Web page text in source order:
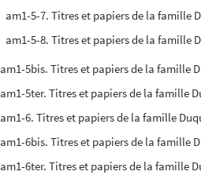
am1-5-7. Titres et papiers de la famille
am1-5-8. Titres et papiers de la famille
am1-5bis. Titres et papiers de la famille
am1-5ter. Titres et papiers de la famille
am1-6. Titres et papiers de la famille
am1-6bis. Titres et papiers de la famille
am1-6ter. Titres et papiers de la famille